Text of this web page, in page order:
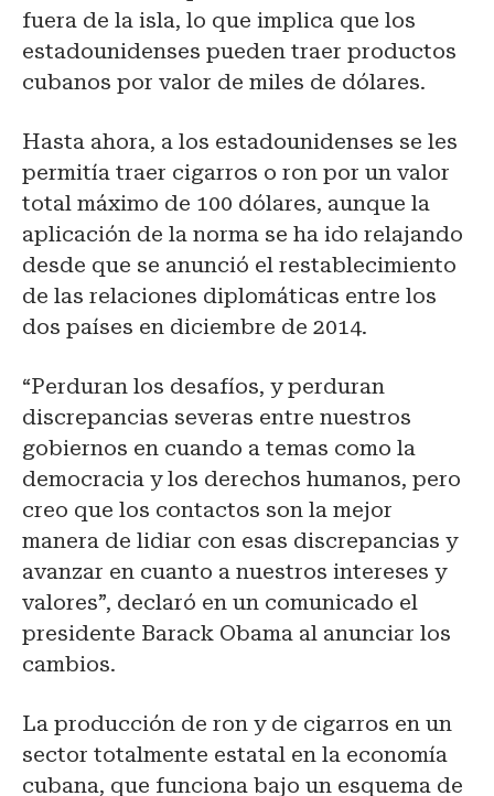
fuera de la isla, lo que implica que los
estadounidenses pueden traer productos
cubanos por valor de miles de dólares.
Hasta ahora, a los estadounidenses se les
permitía traer cigarros o ron por un valor
total máximo de 100 dólares, aunque la
aplicación de la norma se ha ido relajando
desde que se anunció el restablecimiento
de las relaciones diplomáticas entre los
dos países en diciembre de 2014.
“Perduran los desafíos, y perduran
discrepancias severas entre nuestros
gobiernos en cuando a temas como la
democracia y los derechos humanos, pero
creo que los contactos son la mejor
manera de lidiar con esas discrepancias y
avanzar en cuanto a nuestros intereses y
valores”, declaró en un comunicado el
presidente Barack Obama al anunciar los
cambios.
La producción de ron y de cigarros en un
sector totalmente estatal en la economía
cubana, que funciona bajo un esquema de